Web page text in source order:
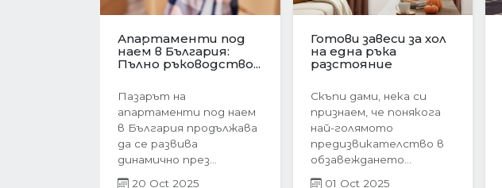
Варна в
навечерието на
еврозоната....
Имотният пазар във
Варна преживява
период на интензивен
растеж в навечерието
на...
27 Jun 2025
цените на
жилищата в
България:...
През последния
тримесечие на 2024
година жилищният
пазар в България
бележи невероятен...
21 Apr 2025
Предишна